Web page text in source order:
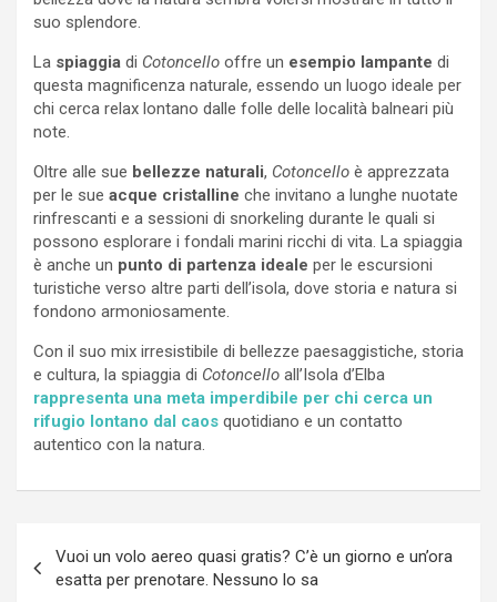
suo splendore.
La spiaggia di Cotoncello offre un esempio lampante di
questa magnificenza naturale, essendo un luogo ideale per
chi cerca relax lontano dalle folle delle località balneari più
note.
Oltre alle sue bellezze naturali, Cotoncello è apprezzata
per le sue acque cristalline che invitano a lunghe nuotate
rinfrescanti e a sessioni di snorkeling durante le quali si
possono esplorare i fondali marini ricchi di vita. La spiaggia
è anche un punto di partenza ideale per le escursioni
turistiche verso altre parti dell’isola, dove storia e natura si
fondono armoniosamente.
Con il suo mix irresistibile di bellezze paesaggistiche, storia
e cultura, la spiaggia di Cotoncello all’Isola d’Elba
rappresenta una meta imperdibile per chi cerca un
rifugio lontano dal caos quotidiano e un contatto
autentico con la natura.
articoli
Vuoi un volo aereo quasi gratis? C’è un giorno e un’ora
esatta per prenotare. Nessuno lo sa